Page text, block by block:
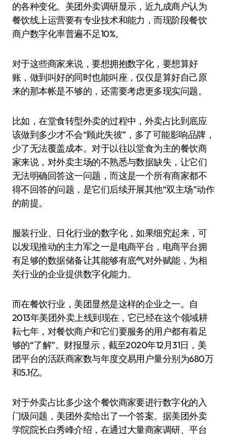
的各种变化。美团外卖调研显示，近九成商户认为
餐饮线上运营要有专业技术和能力，而现阶段餐饮
商户数字化率普遍不足10%。
对于这些商家来说，要想拥抱数字化，要想算好
账，做到叫好的同时也能叫座，仅仅是算好自己原
来的那本帐是不够的，还需要考虑更多现实问题。
比如，在堂食转型外卖的过程中，外卖占比到底应
该做到多少才不会“顾此失彼”，多了可能影响品牌，
少了无法覆盖成本。对于以往以堂食为主的餐饮商
家来说，对外卖主场的不熟悉与数据缺失，让它们
无法明确回答这一问题，而这是一个所有商家都不
得不回答的问题，是它们后续开展其他“双主场”动作
的前提。
服装行业、日化行业的数字化，如果细究起来，可
以发现推动的主力军之一是电商平台，电商平台拥
有足够的数据储备让其能够有底气对外赋能，为相
关行业的企业提供数字化能力。
而在餐饮行业，美团显然是这样的企业之一。自
2013年美团外卖上线到现在，它已经在这个领域耕
耘七年，对餐饮商户和它们要服务的用户都有着足
够的“了解”。财报显示，截至2020年12月31日，美
团平台的活跃商家数与年度交易用户量分别为680万
和5.1亿。
对于外卖占比多少这个餐饮商家要进行数字化的入
门级问题，美团外卖给出了一个答案。据美团外卖
学院院长白秀峰介绍，在通过大量商家调研、平台